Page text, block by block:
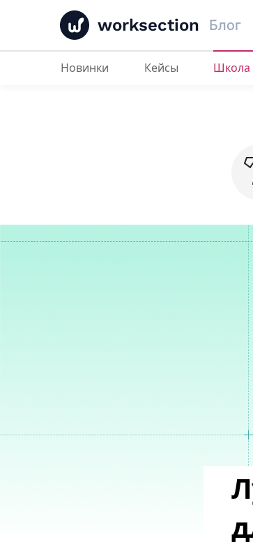
worksection Блог
Лучшее программное
Новинки Кейсы